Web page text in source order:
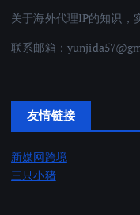
关于海外代理IP的知识，
联系邮箱：
友情链接
新媒网跨境
三只小猪